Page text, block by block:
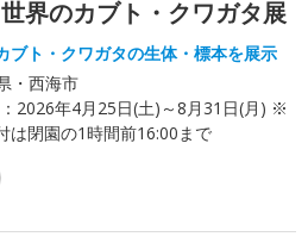
界のカブト・クワガタ展
ブト・クワガタの生体・標本を展示
・西海市
2026年4月25日(土)～8月31日(月) ※
は閉園の1時間前16:00まで